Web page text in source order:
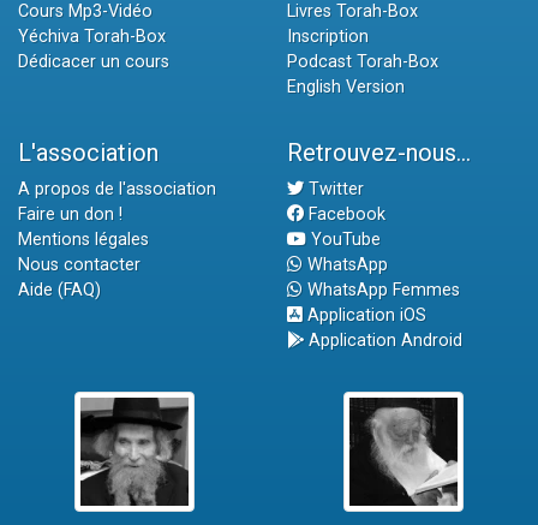
Cours Mp3-Vidéo
Yéchiva Torah-Box
Dédicacer un cours
Livres Torah-Box
Inscription
Podcast Torah-Box
English Version
L'association
A propos de l'association
Faire un don !
Mentions légales
Nous contacter
Aide (FAQ)
Retrouvez-nous...
Twitter
Facebook
YouTube
WhatsApp
WhatsApp Femmes
Application iOS
Application Android